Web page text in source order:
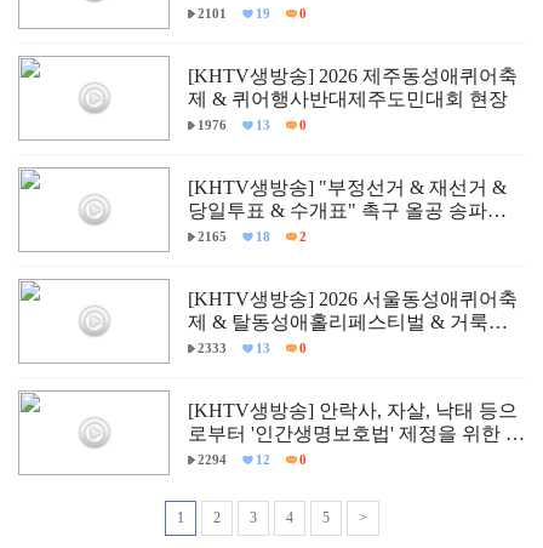
학술세미나
2101 19 0
[KHTV생방송] 2026 제주동성애퀴어축
제 & 퀴어행사반대제주도민대회 현장
1976 13 0
[KHTV생방송] "부정선거 & 재선거 &
당일투표 & 수개표" 촉구 올공 송파구
개표소 민주항쟁 현장
2165 18 2
[KHTV생방송] 2026 서울동성애퀴어축
제 & 탈동성애홀리페스티벌 & 거룩한
방파제통합국민대회 현장
2333 13 0
[KHTV생방송] 안락사, 자살, 낙태 등으
로부터 '인간생명보호법' 제정을 위한 국
회 학술세미나
2294 12 0
1 2 3 4 5 >